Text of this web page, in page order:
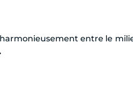
entre le